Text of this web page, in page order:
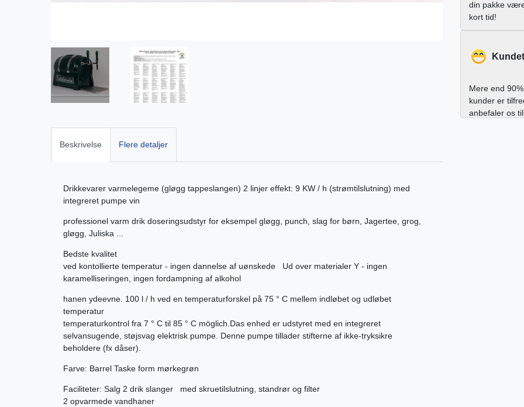
Beskrivelse Flere detaljer
Drikkevarer varmelegeme (gløgg tappeslangen) 2 linjer effekt: 9 KW / h (strømtilslutning) med
integreret pumpe vin
professionel varm drik doseringsudstyr for eksempel gløgg, punch, slag for børn, Jagertee, grog,
gløgg, Juliska ...
Bedste kvalitet
ved kontollierte temperatur - ingen dannelse af uønskede Ud over materialer Y - ingen
karamelliseringen, ingen fordampning af alkohol
hanen ydeevne. 100 l / h ved en temperaturforskel på 75 ° C mellem indløbet og udløbet
temperatur
temperaturkontrol fra 7 ° C til 85 ° C möglich.Das enhed er udstyret med en integreret
selvansugende, støjsvag elektrisk pumpe. Denne pumpe tillader stifterne af ikke-tryksikre
beholdere (fx dåser).
Farve: Barrel Taske form mørkegrøn
Faciliteter: Salg 2 drik slanger med skruetilslutning, standrør og filter
2 opvarmede vandhaner
din pakke
kort tid!
Mere end
kunder er
anbefaler os til